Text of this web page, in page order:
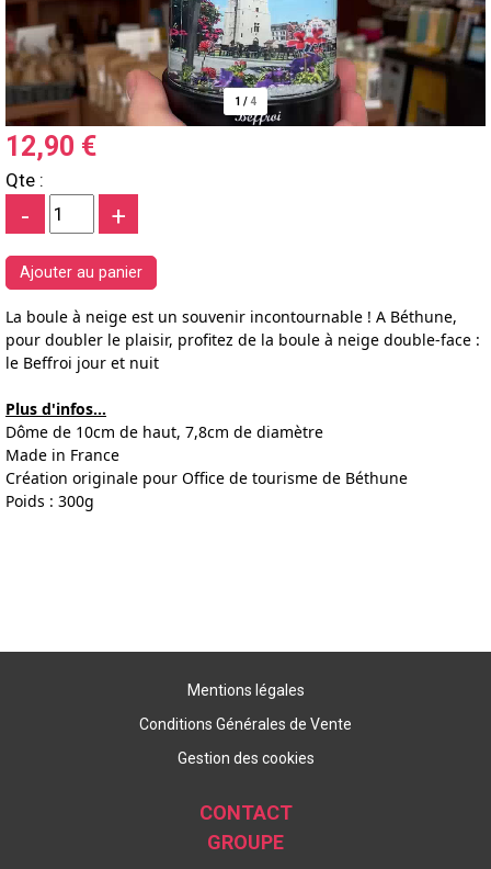
1 /4
12,90 €
Qte :
- +
La boule à neige est un souvenir incontournable ! A Béthune,
pour doubler le plaisir, profitez de la boule à neige double-face :
le Beffroi jour et nuit
Plus d'infos...
Dôme de 10cm de haut, 7,8cm de diamètre
Made in France
Création originale pour Office de tourisme de Béthune
Poids : 300g
Mentions légales
Conditions Générales de Vente
Gestion des cookies
CONTACT
GROUPE